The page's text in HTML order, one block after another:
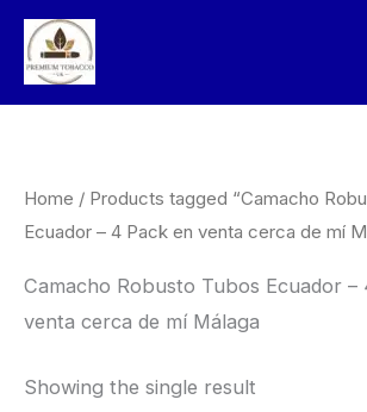
Skip
content
Home / Products tagged “Camacho
Ecuador – 4 Pack en venta cerca de mí
Camacho Robusto Tubos Ecuador –
venta cerca de mí Málaga
Showing the single result